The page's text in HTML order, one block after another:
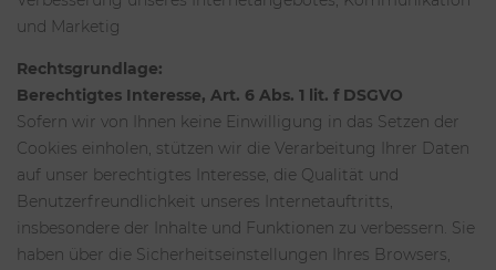
und Marketig
Rechtsgrundlage:
Berechtigtes Interesse, Art. 6 Abs. 1 lit. f DSGVO
Sofern wir von Ihnen keine Einwilligung in das Setzen der
Cookies einholen, stützen wir die Verarbeitung Ihrer Daten
auf unser berechtigtes Interesse, die Qualität und
Benutzerfreundlichkeit unseres Internetauftritts,
insbesondere der Inhalte und Funktionen zu verbessern. Sie
haben über die Sicherheitseinstellungen Ihres Browsers,